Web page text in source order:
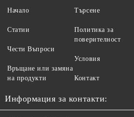
Начало
Статии
Чести Въпроси
Връщане или замяна
на продукти
Търсене
Политика за
поверителност
Условия
Контакт
Информация за контакти: